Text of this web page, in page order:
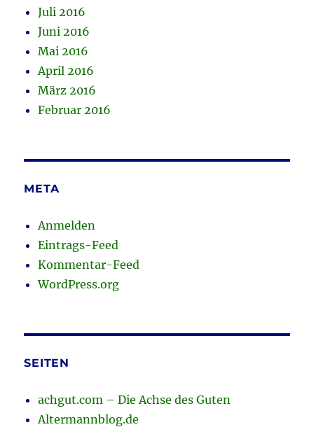
Juli 2016
Juni 2016
Mai 2016
April 2016
März 2016
Februar 2016
META
Anmelden
Eintrags-Feed
Kommentar-Feed
WordPress.org
SEITEN
achgut.com – Die Achse des Guten
Altermannblog.de